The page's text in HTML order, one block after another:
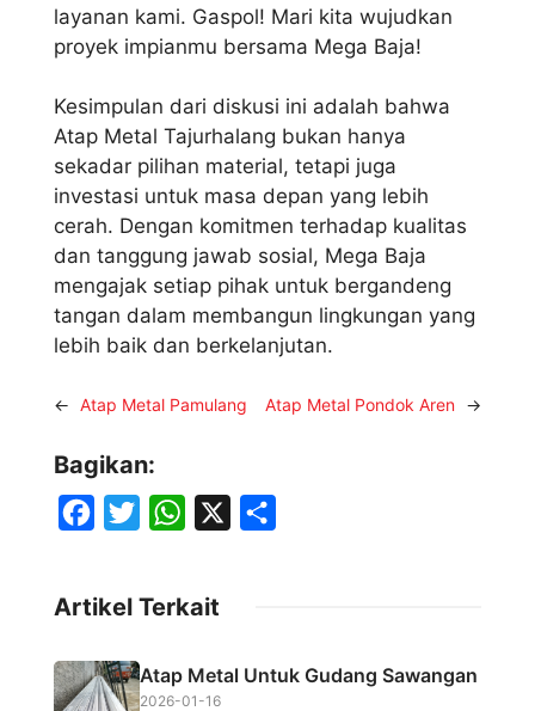
layanan kami. Gaspol! Mari kita wujudkan
proyek impianmu bersama Mega Baja!
Kesimpulan dari diskusi ini adalah bahwa
Atap Metal Tajurhalang bukan hanya
sekadar pilihan material, tetapi juga
investasi untuk masa depan yang lebih
cerah. Dengan komitmen terhadap kualitas
dan tanggung jawab sosial, Mega Baja
mengajak setiap pihak untuk bergandeng
tangan dalam membangun lingkungan yang
lebih baik dan berkelanjutan.
← Atap Metal Pamulang Atap Metal Pondok Aren →
Bagikan:
e
b
o
t
e
W
t
A
Artikel Terkait
Atap Metal Untuk Gudang Sawangan
2026-01-16